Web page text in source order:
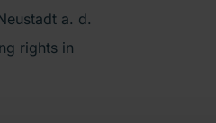
a. d.
rights in